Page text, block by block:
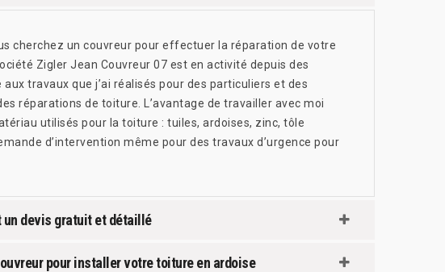
cherchez un couvreur pour effectuer la réparation de votre
Zigler Jean Couvreur 07 est en activité depuis des
travaux que j’ai réalisés pour des particuliers et des
réparations de toiture. L’avantage de travailler avec moi
utilisés pour la toiture : tuiles, ardoises, zinc, tôle
d’intervention même pour des travaux d’urgence pour
un devis gratuit et détaillé
pour installer votre toiture en ardoise